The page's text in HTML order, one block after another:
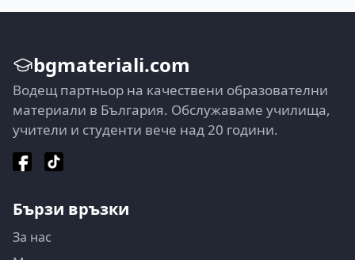
bgmateriali.com
Водещ партньор на качествени образователни
материали в България. Обслужаваме училища,
учители и студенти вече над 20 години.
Бързи връзки
За нас